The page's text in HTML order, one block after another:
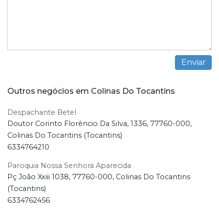
Outros negócios em Colinas Do Tocantins
Despachante Betel
Doutor Corinto Florêncio Da Silva, 1336, 77760-000,
Colinas Do Tocantins (Tocantins)
6334764210
Paroquia Nossa Senhora Aparecida
Pç João Xxiii 1038, 77760-000, Colinas Do Tocantins
(Tocantins)
6334762456